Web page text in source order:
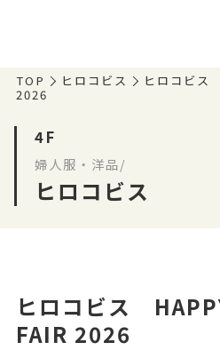
TOP ヒロコビス
ヒロコビ
2026
4F
婦人服・洋品/
ヒロコビス
ヒロコビス
FAIR 2026